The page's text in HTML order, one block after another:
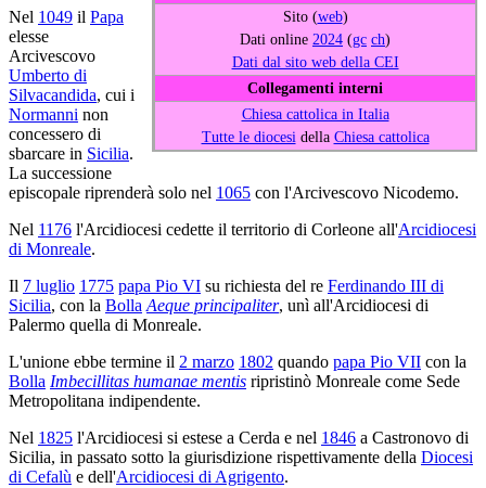
Sito (web)
Dati online 2024 (gc ch)
Dati dal sito web della CEI
Collegamenti interni
Chiesa cattolica in Italia
Tutte le diocesi della Chiesa cattolica
Nel 1049 il Papa
elesse
Arcivescovo
Umberto di
Silvacandida, cui i
Normanni non
concessero di
sbarcare in Sicilia.
La successione
episcopale riprenderà solo nel 1065 con l'Arcivescovo Nicodemo.
Nel 1176 l'Arcidiocesi cedette il territorio di Corleone all'Arcidiocesi
di Monreale.
Il 7 luglio 1775 papa Pio VI su richiesta del re Ferdinando III di
Sicilia, con la Bolla Aeque principaliter, unì all'Arcidiocesi di
Palermo quella di Monreale.
L'unione ebbe termine il 2 marzo 1802 quando papa Pio VII con la
Bolla Imbecillitas humanae mentis ripristinò Monreale come Sede
Metropolitana indipendente.
Nel 1825 l'Arcidiocesi si estese a Cerda e nel 1846 a Castronovo di
Sicilia, in passato sotto la giurisdizione rispettivamente della Diocesi
di Cefalù e dell'Arcidiocesi di Agrigento.